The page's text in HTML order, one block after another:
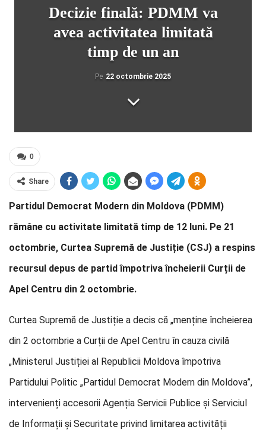
Decizie finală: PDMM va
avea activitatea limitată
timp de un an
Pe 22 octombrie 2025
0
Share
Partidul Democrat Modern din Moldova (PDMM)
rămâne cu activitate limitată timp de 12 luni. Pe 21
octombrie, Curtea Supremă de Justiție (CSJ) a respins
recursul depus de partid împotriva încheierii Curții de
Apel Centru din 2 octombrie.
Curtea Supremă de Justiție a decis că „menține încheierea
din 2 octombrie a Curții de Apel Centru în cauza civilă
„Ministerul Justiției al Republicii Moldova împotriva
Partidului Politic „Partidul Democrat Modern din Moldova”,
intervenienți accesorii Agenția Servicii Publice și Serviciul
de Informații și Securitate privind limitarea activității